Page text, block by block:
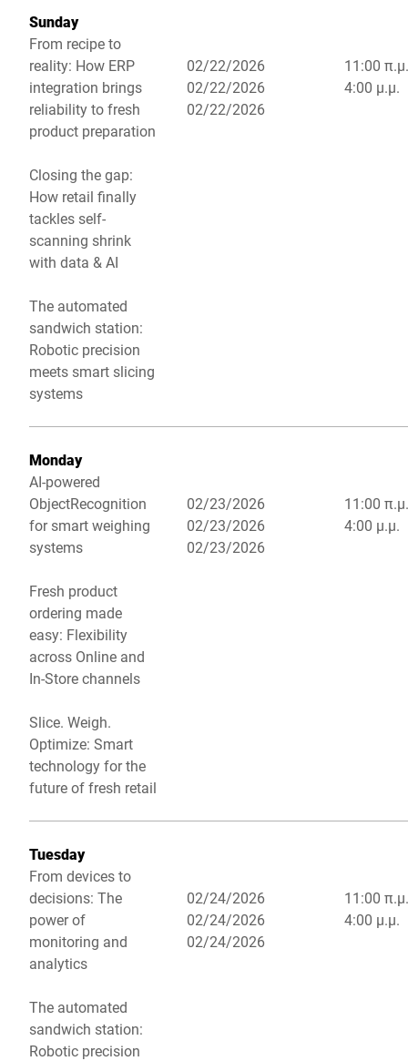
Sunday
From recipe to
reality: How ERP
integration brings
reliability to fresh
product preparation
Closing the gap:
How retail finally
tackles self-
scanning shrink
with data & AI
The automated
sandwich station:
Robotic precision
meets smart slicing
systems
02/22/2026
02/22/2026
02/22/2026
11:00
4:00 μ.μ.
Monday
AI-powered
ObjectRecognition
for smart weighing
systems
Fresh product
ordering made
easy: Flexibility
across Online and
In-Store channels
Slice. Weigh.
Optimize: Smart
technology for the
future of fresh retail
02/23/2026
02/23/2026
02/23/2026
11:00
4:00 μ.μ.
Tuesday
From devices to
decisions: The
power of
monitoring and
analytics
The automated
sandwich station:
Robotic precision
02/24/2026
02/24/2026
02/24/2026
11:00
4:00 μ.μ.